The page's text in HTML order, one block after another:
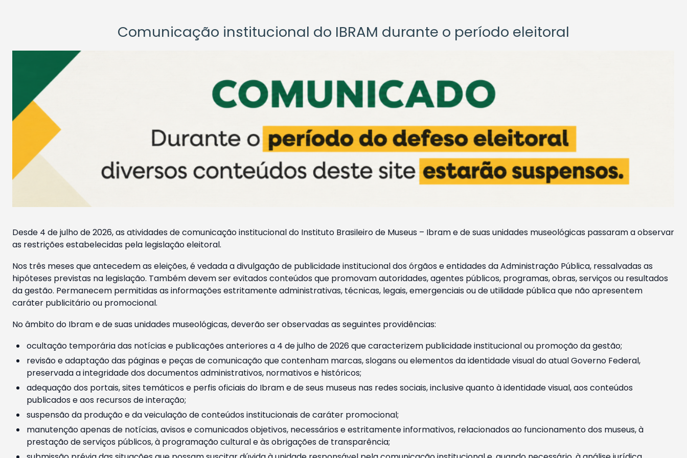
Comunicação institucional do IBRAM durante o período eleitoral
Desde 4 de julho de 2026, as atividades de comunicação institucional do Instituto Brasileiro de Museus – Ibram e de suas unidades museológicas passaram a observar
as restrições estabelecidas pela legislação eleitoral.
Nos três meses que antecedem as eleições, é vedada a divulgação de publicidade institucional dos órgãos e entidades da Administração Pública, ressalvadas as
hipóteses previstas na legislação. Também devem ser evitados conteúdos que promovam autoridades, agentes públicos, programas, obras, serviços ou resultados
da gestão. Permanecem permitidas as informações estritamente administrativas, técnicas, legais, emergenciais ou de utilidade pública que não apresentem
caráter publicitário ou promocional.
No âmbito do Ibram e de suas unidades museológicas, deverão ser observadas as seguintes providências:
ocultação temporária das notícias e publicações anteriores a 4 de julho de 2026 que caracterizem publicidade institucional ou promoção da gestão;
revisão e adaptação das páginas e peças de comunicação que contenham marcas, slogans ou elementos da identidade visual do atual Governo Federal,
preservada a integridade dos documentos administrativos, normativos e históricos;
adequação dos portais, sites temáticos e perfis oficiais do Ibram e de seus museus nas redes sociais, inclusive quanto à identidade visual, aos conteúdos
publicados e aos recursos de interação;
suspensão da produção e da veiculação de conteúdos institucionais de caráter promocional;
manutenção apenas de notícias, avisos e comunicados objetivos, necessários e estritamente informativos, relacionados ao funcionamento dos museus, à
prestação de serviços públicos, à programação cultural e às obrigações de transparência;